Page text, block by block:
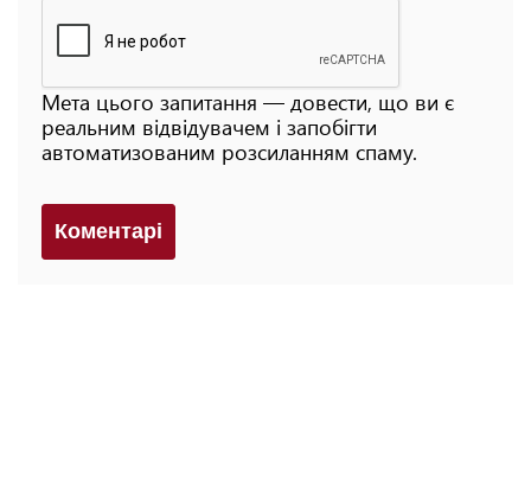
Мета цього запитання — довести, що ви є
реальним відвідувачем і запобігти
автоматизованим розсиланням спаму.
Коментарi